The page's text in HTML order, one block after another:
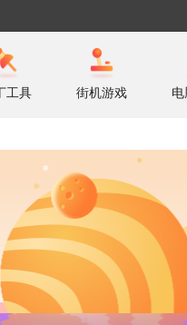
工具 街机游戏 电